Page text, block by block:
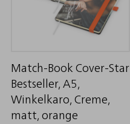
Match-Book Cover-Star
Bestseller, A5,
Winkelkaro, Creme,
matt, orange